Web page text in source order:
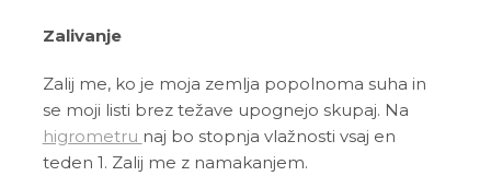
Zalivanje
Zalij me, ko je moja zemlja popolnoma suha in
se moji listi brez težave upognejo skupaj. Na
higrometru naj bo stopnja vlažnosti vsaj en
teden 1. Zalij me z namakanjem.